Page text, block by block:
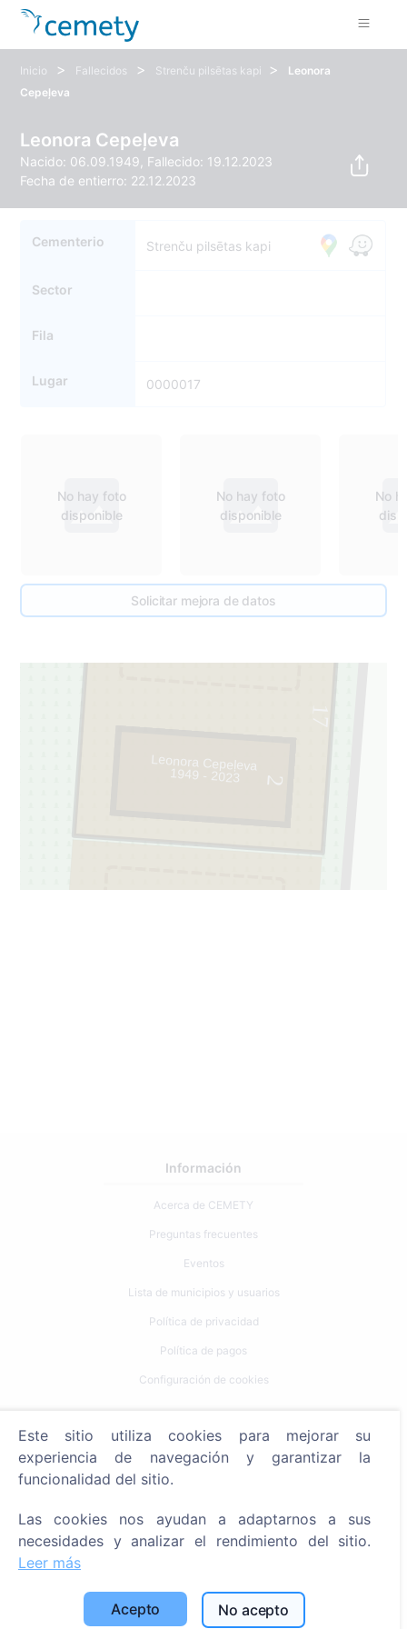
Inicio > Fallecidos > Strenču pilsētas kapi >
Leonora
Cepeļeva
Leonora Cepeļeva
Nacido: 06.09.1949, Fallecido: 19.12.2023
Fecha de entierro: 22.12.2023
Cementerio Strenču pilsētas kapi
Sector
Fila
Lugar 0000017
No hay foto
disponible
No hay foto
disponible
No
Solicitar mejora de datos
17
2
Leonora Cepeļeva
1949 - 2023
Información
Acerca de CEMETY
Preguntas frecuentes
Eventos
Lista de municipios y usuarios
Política de privacidad
Política de pagos
Configuración de cookies
Buscar fallecidos
Buscar cementerios
Servicios
SIA "CEMETY", LV40103618951
Este sitio utiliza cookies para mejorar su
experiencia de navegación y garantizar la
funcionalidad del sitio.
Las cookies nos ayudan a adaptarnos a sus
necesidades y analizar el rendimiento del sitio.
Leer más
Acepto No acepto